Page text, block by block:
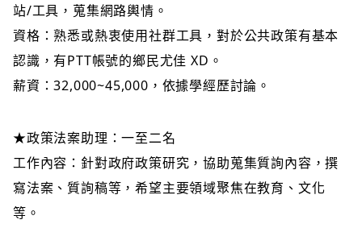
站/工具，蒐集網路輿情。
資格：熟悉或熱衷使用社群工具，對於公共政策有基本
認識，有PTT帳號的鄉民尤佳 XD。
薪資：32,000~45,000，依據學經歷討論。
★政策法案助理：一至二名
工作內容：針對政府政策研究，協助蒐集質詢內容，撰
寫法案、質詢稿等，希望主要領域聚焦在教育、文化
等。